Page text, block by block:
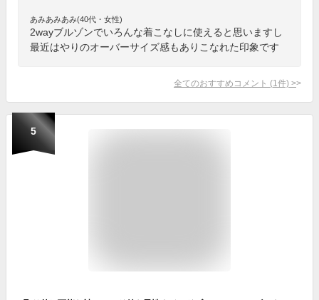
あみあみあみ(40代・女性)
2wayブルゾンでいろんな着こなしに使えると思いますし
最近はやりのオーバーサイズ感もありこなれた印象です
全てのおすすめコメント (1 件) >
5